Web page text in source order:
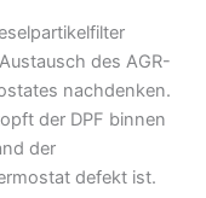
des AGR-
nachdenken.
der DPF binnen
der
defekt ist.